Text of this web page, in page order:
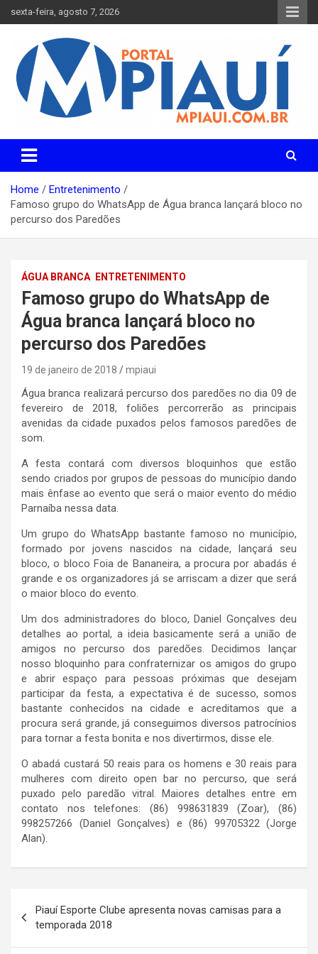
to
sexta-feira, agosto 7, 2026
Portal MPiauí
Parnaíba
Home
Entretenimento
Famoso grupo do WhatsApp de Água branca lançará bloco no
percurso dos Paredões
ÁGUA BRANCA ENTRETENIMENTO
Famoso grupo do WhatsApp de
Água branca lançará bloco no
percurso dos Paredões
19 de janeiro de 2018 mpiaui
Água branca realizará percurso dos paredões no dia 09 de
fevereiro de 2018, foliões percorrerão as principais
avenidas da cidade puxados pelos famosos paredões de
som.
A festa contará com diversos bloquinhos que estão
sendo criados por grupos de pessoas do município dando
mais ênfase ao evento que será o maior evento do médio
Parnaíba nessa data.
Um grupo do WhatsApp bastante famoso no município,
formado por jovens nascidos na cidade, lançará seu
bloco, o bloco Foia de Bananeira, a procura por abadás é
grande e os organizadores já se arriscam a dizer que será
o maior bloco do evento.
Um dos administradores do bloco, Daniel Gonçalves deu
detalhes ao portal, a ideia basicamente será a união de
amigos no percurso dos paredões. Decidimos lançar
nosso bloquinho para confraternizar os amigos do grupo
e abrir espaço para pessoas próximas que desejam
participar da festa, a expectativa é de sucesso, somos
bastante conhecidos na cidade e acreditamos que a
procura será grande, já conseguimos diversos patrocínios
para tornar a festa bonita e nos divertirmos, disse ele.
O abadá custará 50 reais para os homens e 30 reais para
mulheres com direito open bar no percurso, que será
puxado pelo paredão vitral. Maiores detalhes entre em
contato nos telefones: (86) 998631839 (Zoar), (86)
998257266 (Daniel Gonçalves) e (86) 99705322 (Jorge
Alan).
de
Post
Piauí Esporte Clube apresenta novas camisas para a
temporada 2018